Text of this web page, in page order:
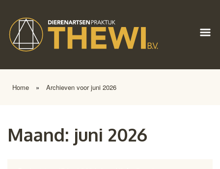
Home » Archieven voor juni 2026
Maand: juni 2026